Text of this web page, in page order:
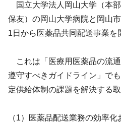
国立大学法人岡山大学（本
保友）の岡山大学病院と岡山
1日から医薬品共同配送事業を
これは「医療用医薬品の流
遵守すべきガイドライン」で
定供給体制の課題を解決する取
（1）医薬品配送業務の効率